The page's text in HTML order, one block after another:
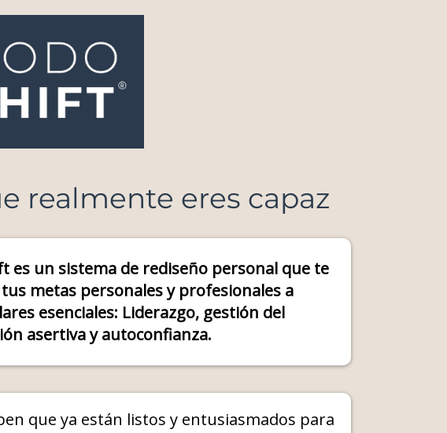
realmente eres capaz
es un sistema de rediseño personal que te
metas personales y profesionales a
esenciales: Liderazgo, gestión del
asertiva y autoconfianza.
que ya están listos y entusiasmados para